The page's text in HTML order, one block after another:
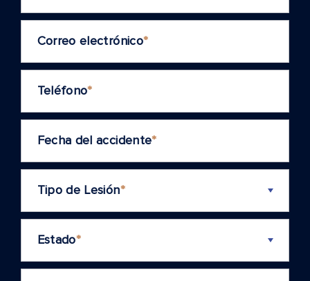
Correo electrónico*
Teléfono*
Fecha del accidente*
Tipo de Lesión*
Estado*